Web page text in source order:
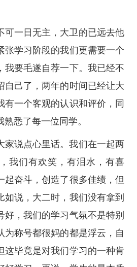
可一日无主，大卫的已远去他
张学习阶段的我们更需要一个
我要毛遂自荐一下。我已经不
自己了，两年的时间已经让大
有一个客观的认识和评价，同
悉了每一位同学。
家说点心里话。我们在一起两
我们有欢笑，有泪水，有喜
起奋斗，创造了很多佳绩，但
如说，大二时，我们没有拿到
好，我们的学习气氛不是特别
为称号都很妈的都是浮云，自
这毕竟是对我们学习的一种肯